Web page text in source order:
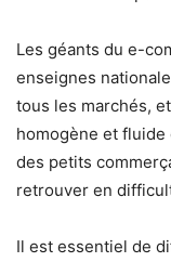
Les géants du e-
enseignes
tous les marchés,
homogène et
des petits
retrouver en
Il est essentiel de